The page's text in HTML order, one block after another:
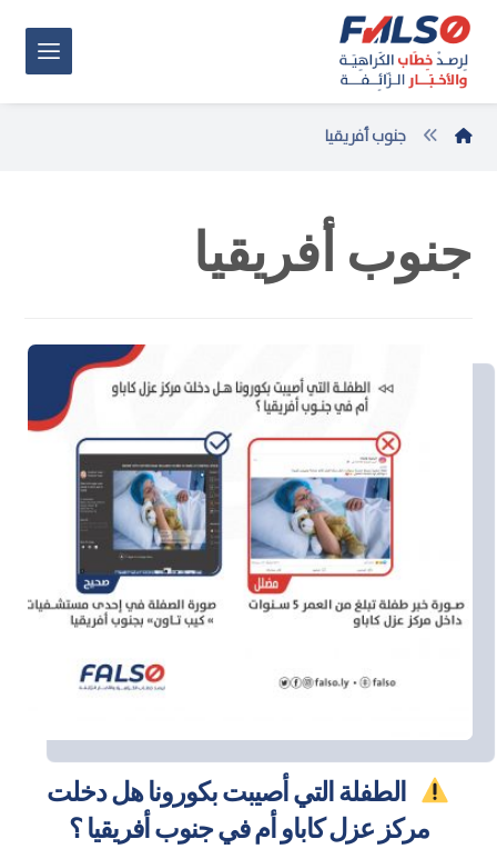
جنوب أفريقيا
جنوب أفريقيا
الطفلة التي أصيبت بكورونا هل دخلت
مركز عزل كاباو أم في جنوب أفريقيا ؟